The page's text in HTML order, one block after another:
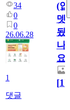
34
0
0
26.06.28
1
댓글
(업
뎃
됬
나
요)
[1]